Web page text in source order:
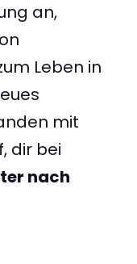
an,
Leben in
mit
dir bei
nach